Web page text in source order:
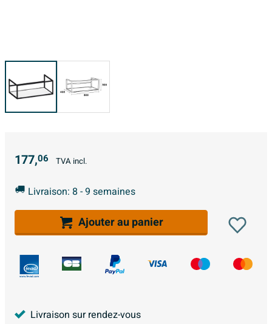
177,06 TVA incl.
Livraison: 8 - 9 semaines
Ajouter au panier
Livraison sur rendez-vous